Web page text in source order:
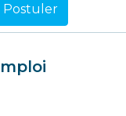
Postuler